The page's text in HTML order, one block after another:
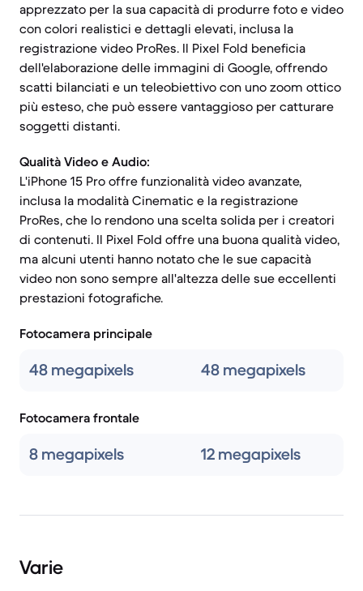
apprezzato per la sua capacità di produrre foto e video
con colori realistici e dettagli elevati, inclusa la
registrazione video ProRes. Il Pixel Fold beneficia
dell'elaborazione delle immagini di Google, offrendo
scatti bilanciati e un teleobiettivo con uno zoom ottico
più esteso, che può essere vantaggioso per catturare
soggetti distanti.
Qualità Video e Audio:
L'iPhone 15 Pro offre funzionalità video avanzate,
inclusa la modalità Cinematic e la registrazione
ProRes, che lo rendono una scelta solida per i creatori
di contenuti. Il Pixel Fold offre una buona qualità video,
ma alcuni utenti hanno notato che le sue capacità
video non sono sempre all'altezza delle sue eccellenti
prestazioni fotografiche.
Fotocamera principale
48 megapixels 48 megapixels
Fotocamera frontale
8 megapixels 12 megapixels
Varie